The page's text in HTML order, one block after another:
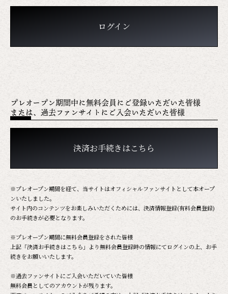
ログイン
プレオープン期間中に無料会員にご登録いただいた皆様
または、過去ファンサイトにご入会いただいた皆様
決済お手続きはこちら
※プレオープン期間を経て、当サイトはオフィシャルファンサイトとして本オープ
ンいたしました。
サイト内のコンテンツをお楽しみいただくためには、決済情報登録(有料会員登録)
のお手続きが必要となります。
※プレオープン期間に無料会員登録をされた皆様
上記「決済お手続きはこちら」より無料会員登録時の情報にてログインの上、お手
続きをお願いいたします。
※過去ファンサイトにご入会いただいていた皆様
無料会員としてのアカウントが残ります。